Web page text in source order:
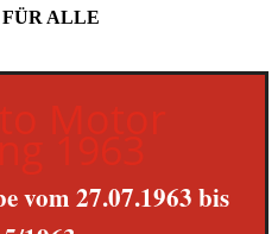
ALLE
Motor
1963
vom 27.07.1963 bis